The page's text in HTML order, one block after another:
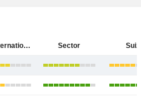
EFG International AG Sector Suiza